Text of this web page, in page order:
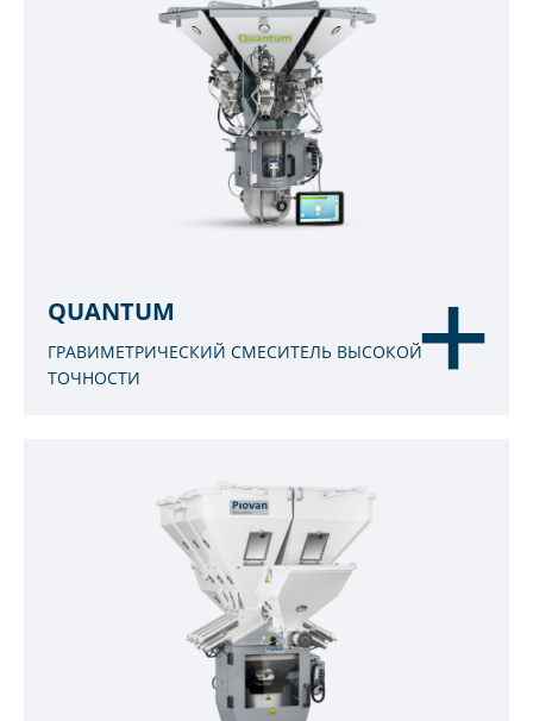
QUANTUM
ГРАВИМЕТРИЧЕСКИЙ СМЕСИТЕЛЬ ВЫСОКОЙ
ТОЧНОСТИ